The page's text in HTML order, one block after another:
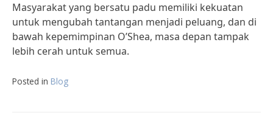
Masyarakat yang bersatu padu memiliki kekuatan
untuk mengubah tantangan menjadi peluang, dan di
bawah kepemimpinan O’Shea, masa depan tampak
lebih cerah untuk semua.
Posted in Blog